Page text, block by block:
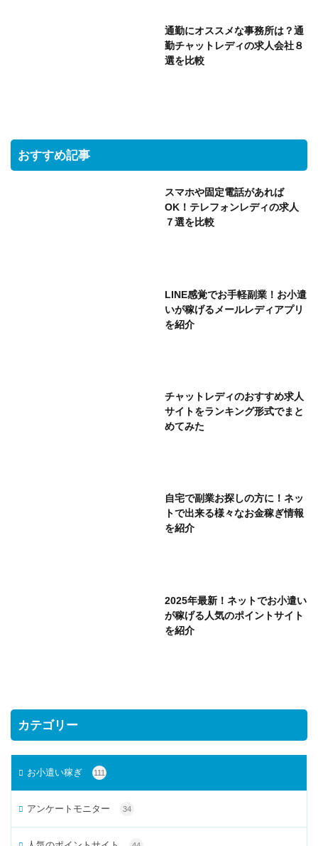
通勤にオススメな事務所は？通
勤チャットレディの求人会社８
選を比較
おすすめ記事
スマホや固定電話があれば
OK！テレフォンレディの求人
７選を比較
LINE感覚でお手軽副業！お小遣
いが稼げるメールレディアプリ
を紹介
チャットレディのおすすめ求人
サイトをランキング形式でまと
めてみた
自宅で副業お探しの方に！ネッ
トで出来る様々なお金稼ぎ情報
を紹介
2025年最新！ネットでお小遣い
が稼げる人気のポイントサイト
を紹介
カテゴリー
お小遣い稼ぎ 111
アンケートモニター 34